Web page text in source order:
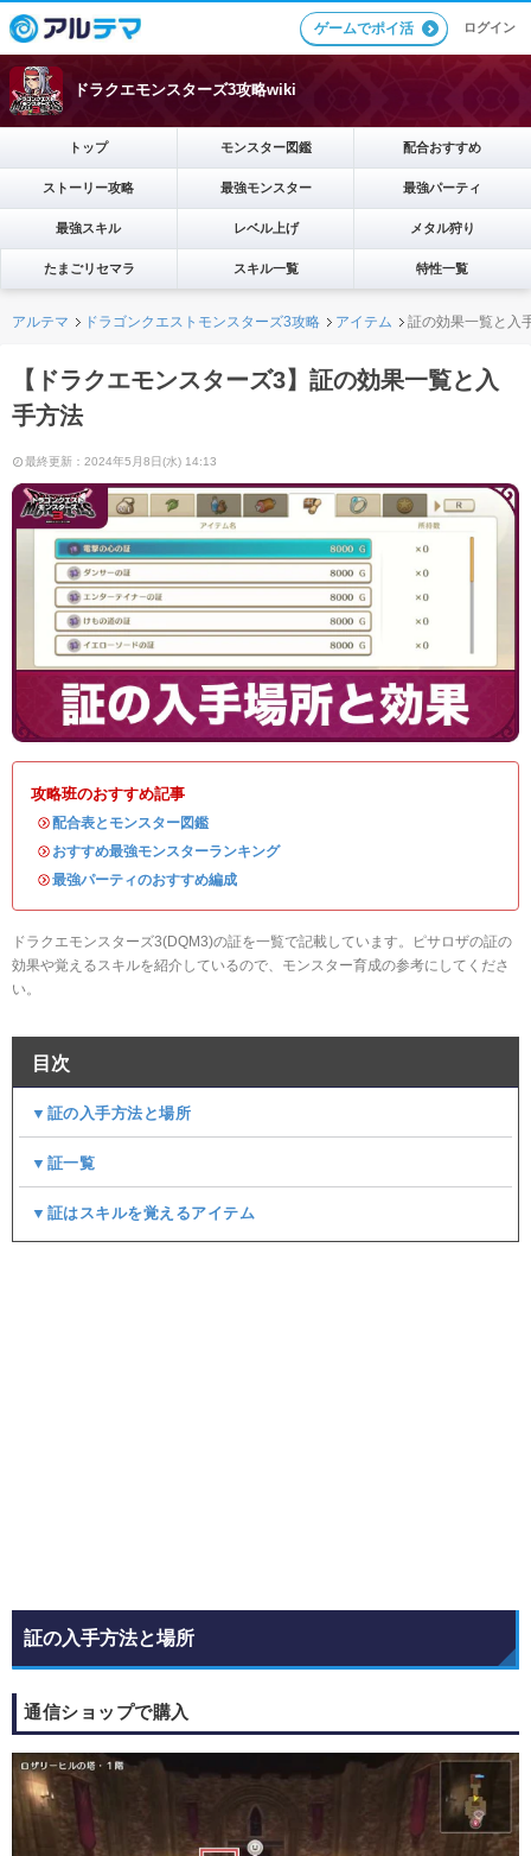
ゲームでポイ活 ログイン
ドラクエモンスターズ3攻略wiki
トップ モンスター図鑑 配合おすすめ
ストーリー攻略 最強モンスター 最強パーティ
最強スキル レベル上げ メタル狩り
たまごリセマラ スキル一覧 特性一覧
アルテマ ドラゴンクエストモンスターズ3攻略 アイテム 証の効果一覧と入
【ドラクエモンスターズ3】証の効果一覧と入
手方法
最終更新：2024年5月8日(水) 14:13
攻略班のおすすめ記事
・配合表とモンスター図鑑
・ おすすめ最強モンスターランキング
・最強パーティのおすすめ編成
ドラクエモンスターズ3(DQM3)の証を一覧で記載しています。ピサロザの証の
効果や覚えるスキルを紹介しているので、モンスター育成の参考にしてくださ
い。
目次
▼証の入手方法と場所
▼証一覧
▼証はスキルを覚えるアイテム
証の入手方法と場所
通信ショップで購入